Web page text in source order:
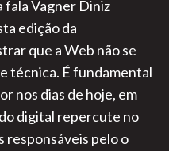
fala Vagner Diniz
edição da
que a Web não se
técnica. É fundamental
nos dias de hoje, em
digital repercute no
responsáveis pelo o